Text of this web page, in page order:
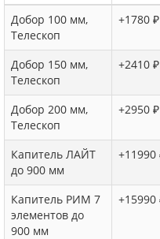
Добор 100 мм,
Телескоп
+1780 ₽
Добор 150 мм,
Телескоп
+2410 ₽
Добор 200 мм,
Телескоп
+2950 ₽
Капитель ЛАЙТ
до 900 мм
+11990
Капитель РИМ 7
элементов до
900 мм
+15990